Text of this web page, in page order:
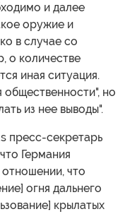
и далее
оружие и
в случае со
о количестве
иная ситуация.
но
из нее выводы".
пресс-секретарь
Германия
что
огня дальнего
крылатых